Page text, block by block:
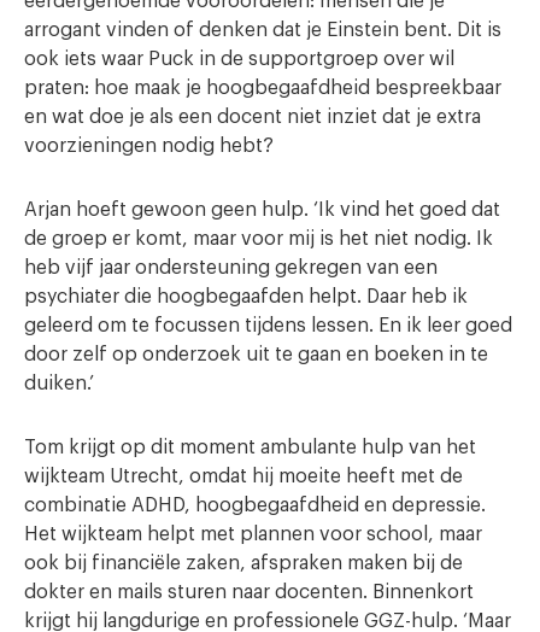
arrogant vinden of denken dat je Einstein bent. Dit is
ook iets waar Puck in de supportgroep over wil
praten: hoe maak je hoogbegaafdheid bespreekbaar
en wat doe je als een docent niet inziet dat je extra
voorzieningen nodig hebt?
Arjan hoeft gewoon geen hulp. ‘Ik vind het goed dat
de groep er komt, maar voor mij is het niet nodig. Ik
heb vijf jaar ondersteuning gekregen van een
psychiater die hoogbegaafden helpt. Daar heb ik
geleerd om te focussen tijdens lessen. En ik leer goed
door zelf op onderzoek uit te gaan en boeken in te
duiken.’
Tom krijgt op dit moment ambulante hulp van het
wijkteam Utrecht, omdat hij moeite heeft met de
combinatie ADHD, hoogbegaafdheid en depressie.
Het wijkteam helpt met plannen voor school, maar
ook bij financiële zaken, afspraken maken bij de
dokter en mails sturen naar docenten. Binnenkort
krijgt hij langdurige en professionele GGZ-hulp. ‘Maar